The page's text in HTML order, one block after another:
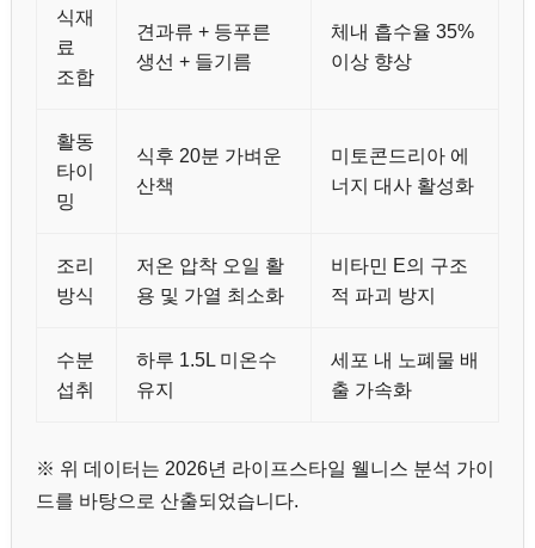
식재
료
조합
견과류 + 등푸른
생선 + 들기름
체내 흡수율 35%
이상 향상
활동
타이
밍
식후 20분 가벼운
산책
미토콘드리아 에
너지 대사 활성화
조리
방식
저온 압착 오일 활
용 및 가열 최소화
비타민 E의 구조
적 파괴 방지
수분
섭취
하루 1.5L 미온수
유지
세포 내 노폐물 배
출 가속화
※ 위 데이터는 2026년 라이프스타일 웰니스 분석 가이
드를 바탕으로 산출되었습니다.